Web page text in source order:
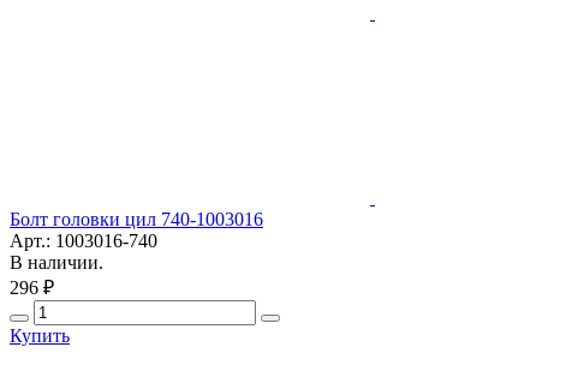
Болт головки цил 740-1003016
Арт.: 1003016-740
В наличии.
296 ₽
Купить